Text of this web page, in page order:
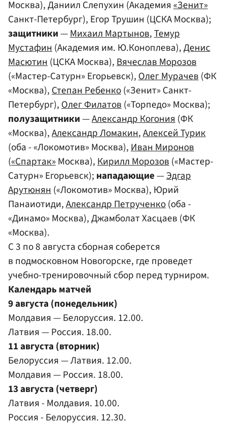
Москва), Даниил Слепухин (Академия«Зенит»
Санкт-Петербург), Егор Трушин (ЦСКА Москва);
защитники—Михаил Мартынов,Темур
Мустафин(Академия им. Ю.Коноплева),Денис
Масютин(ЦСКА Москва),Вячеслав Морозов
(«Мастер-Сатурн» Егорьевск),Олег Мурачев(ФК
«Москва),Степан Ребенко(«Зенит» Санкт-
Петербург),Олег Филатов(«Торпедо» Москва);
полузащитники—Александр Когония(ФК
«Москва),Александр Ломакин,Алексей Турик
(оба - «Локомотив» Москва),Иван Миронов
(«Спартак»Москва),Кирилл Морозов(«Мастер-
Сатурн» Егорьевск); нападающие—Эдгар
Арутюнян(«Локомотив» Москва), Юрий
Панаиотиди,Александр Петрученко(оба -
«Динамо» Москва), Джамболат Хасцаев (ФК
«Москва).
С 3 по 8 августа сборная соберется
в подмосковном Новогорске, где проведет
учебно-тренировочный сбор перед турниром.
Календарь матчей
9 августа (понедельник)
Молдавия — Белоруссия. 12.00.
Латвия — Россия. 18.00.
11 августа (вторник)
Белоруссия — Латвия. 12.00.
Молдавия — Россия. 18.00.
13 августа (четверг)
Латвия - Молдавия. 10.00.
Россия - Белоруссия. 12.30.